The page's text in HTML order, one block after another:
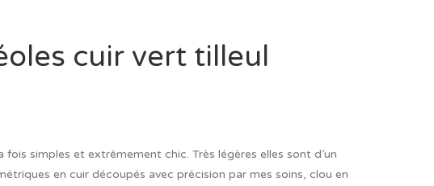
cuir vert tilleul
fois simples et extrêmement chic. Très légères elles sont d’un
en cuir découpés avec précision par mes soins, clou en